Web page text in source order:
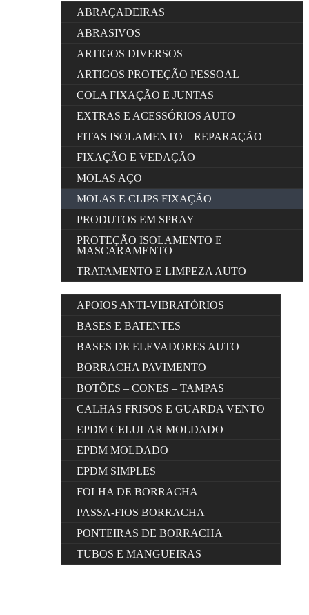
ABRAÇADEIRAS
ABRASIVOS
ARTIGOS DIVERSOS
ARTIGOS PROTEÇÃO PESSOAL
COLA FIXAÇÃO E JUNTAS
EXTRAS E ACESSÓRIOS AUTO
FITAS ISOLAMENTO – REPARAÇÃO
FIXAÇÃO E VEDAÇÃO
MOLAS AÇO
MOLAS E CLIPS FIXAÇÃO
PRODUTOS EM SPRAY
PROTEÇÃO ISOLAMENTO E
MASCARAMENTO
TRATAMENTO E LIMPEZA AUTO
APOIOS ANTI-VIBRATÓRIOS
BASES E BATENTES
BASES DE ELEVADORES AUTO
BORRACHA PAVIMENTO
BOTÕES – CONES – TAMPAS
CALHAS FRISOS E GUARDA VENTO
EPDM CELULAR MOLDADO
EPDM MOLDADO
EPDM SIMPLES
FOLHA DE BORRACHA
PASSA-FIOS BORRACHA
PONTEIRAS DE BORRACHA
TUBOS E MANGUEIRAS